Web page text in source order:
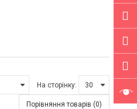
На сторінку:
Порівняння товарів (0)